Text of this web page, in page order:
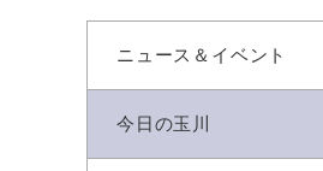
ニュース＆イベント
今日の玉川